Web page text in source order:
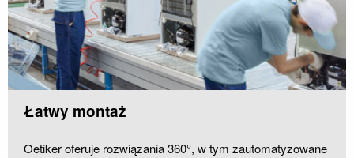
Łatwy montaż
Oetiker oferuje rozwiązania 360°, w tym zautomatyzowane